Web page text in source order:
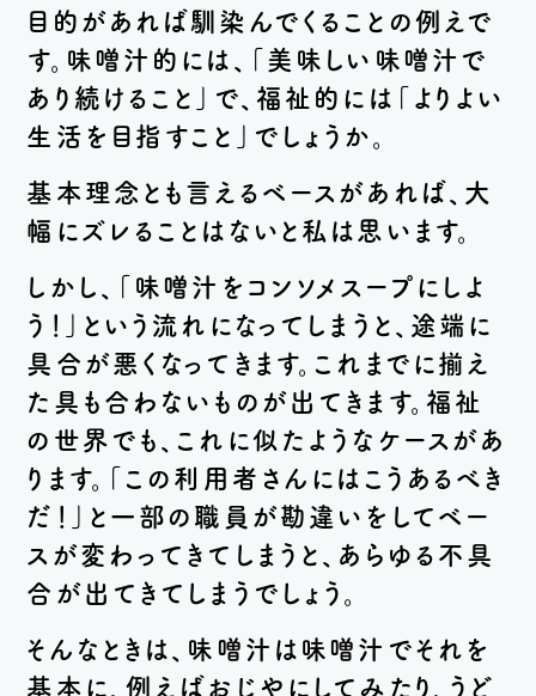
目的があれば馴染んでくることの例えで
す。味噌汁的には、「美味しい味噌汁で
あり続けること」で、福祉的には「よりよい
生活を目指すこと」でしょうか。
基本理念とも言えるベースがあれば、大
幅にズレることはないと私は思います。
しかし、「味噌汁をコンソメスープにしよ
う！」という流れになってしまうと、途端に
具合が悪くなってきます。これまでに揃え
た具も合わないものが出てきます。福祉
の世界でも、これに似たようなケースがあ
ります。「この利用者さんにはこうあるべき
だ！」と一部の職員が勘違いをしてベー
スが変わってきてしまうと、あらゆる不具
合が出てきてしまうでしょう。
そんなときは、味噌汁は味噌汁でそれを
基本に、例えばおじやにしてみたり、うど